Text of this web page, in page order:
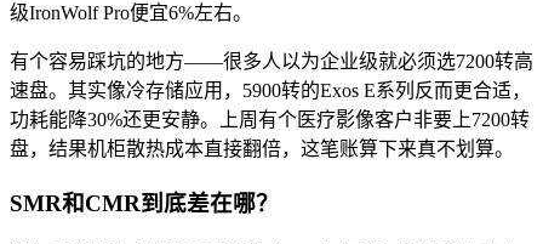
级IronWolf Pro便宜6%左右。
有个容易踩坑的地方——很多人以为企业级就必须选7200转高
速盘。其实像冷存储应用，5900转的Exos E系列反而更合适，
功耗能降30%还更安静。上周有个医疗影像客户非要上7200转
盘，结果机柜散热成本直接翻倍，这笔账算下来真不划算。
SMR和CMR到底差在哪？